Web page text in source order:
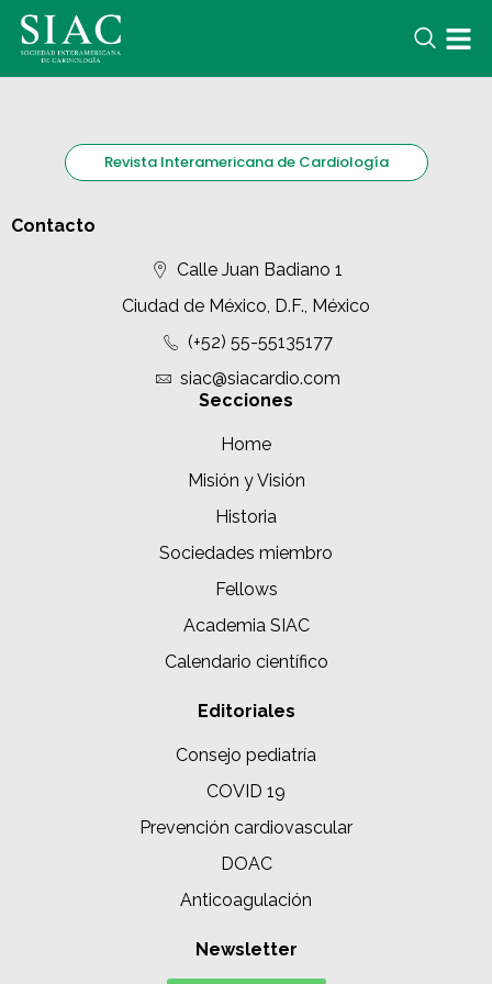
Revista Interamericana de Cardiología
Contacto
Calle Juan Badiano 1
Ciudad de México, D.F., México
(+52) 55-55135177
siac@siacardio.com
Secciones
Home
Misión y Visión
Historia
Sociedades miembro
Fellows
Academia SIAC
Calendario científico
Editoriales
Consejo pediatría
COVID 19
Prevención cardiovascular
DOAC
Anticoagulación
Newsletter